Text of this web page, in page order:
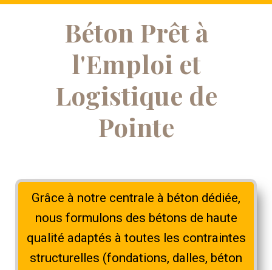
Béton Prêt à
l'Emploi et
Logistique de
Pointe
Grâce à notre centrale à béton dédiée,
nous formulons des bétons de haute
qualité adaptés à toutes les contraintes
structurelles (fondations, dalles, béton